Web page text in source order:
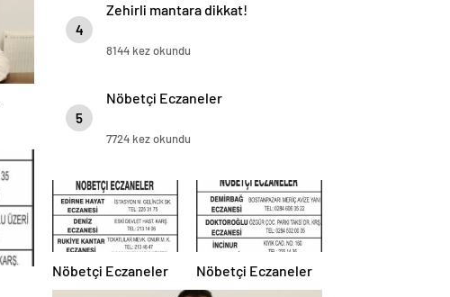
4
Zehirli mantara dikkat!
8144 kez okundu
5
Nöbetçi Eczaneler
7724 kez okundu
Nöbetçi Eczaneler Nöbetçi Eczaneler